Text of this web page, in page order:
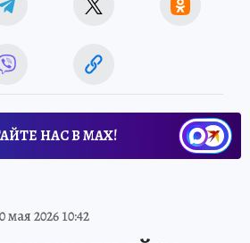
НАС В МАХ!
мая 2026 10:42